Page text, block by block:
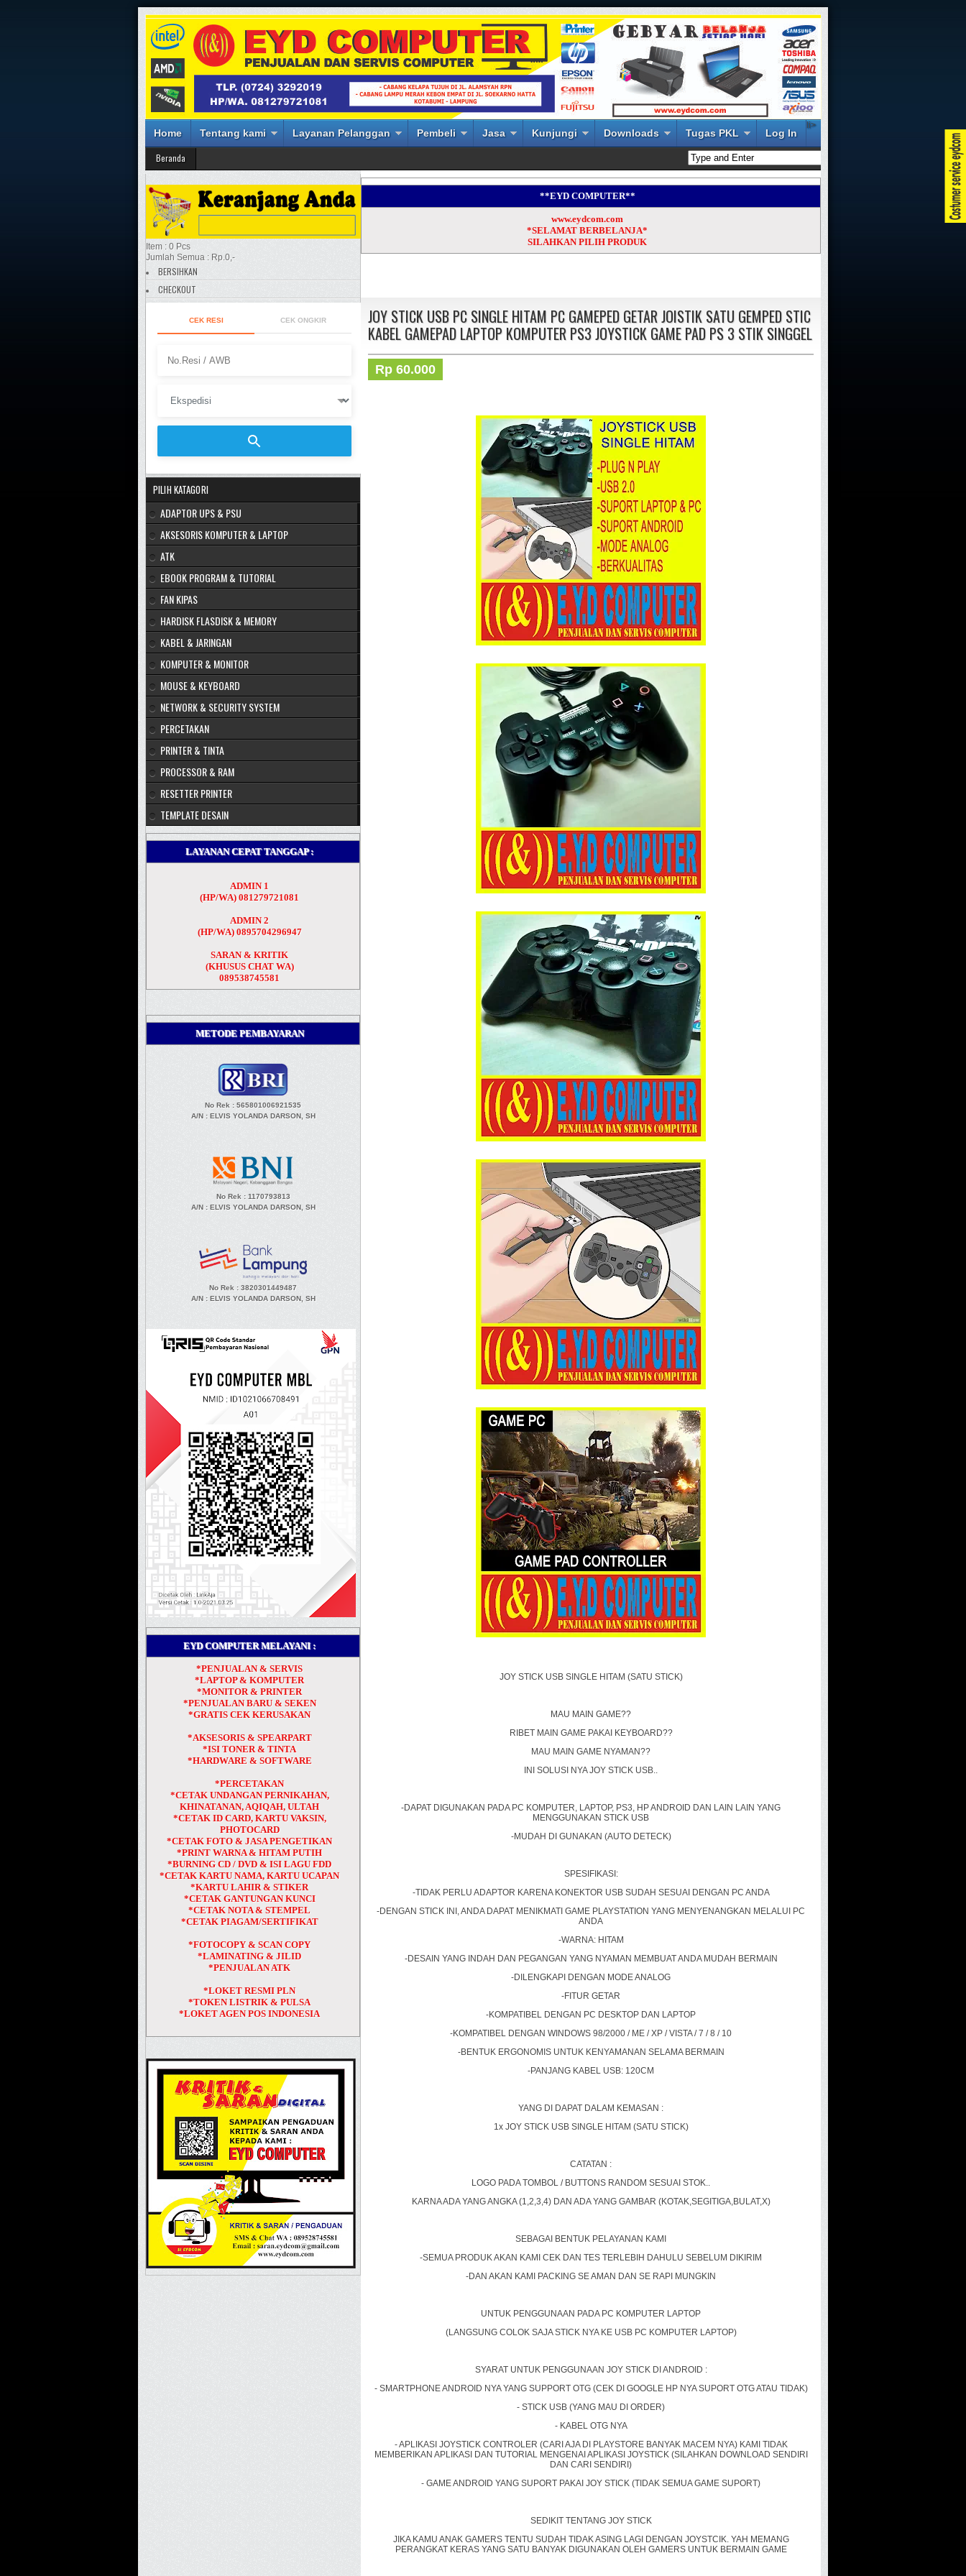
Home Tentang kami Layanan Pelanggan Pembeli Jasa Kunjungi Downloads
li>
Tugas PKL Log In
Beranda
**EYD COMPUTER**
www.eydcom.com
*SELAMAT BERBELANJA*
SILAHKAN PILIH PRODUK
JOY STICK USB PC SINGLE HITAM PC GAMEPED GETAR JOISTIK SATU GEMPED STIC
KABEL GAMEPAD LAPTOP KOMPUTER PS3 JOYSTICK GAME PAD PS 3 STIK SINGGEL
Rp 60.000
JOY STICK USB SINGLE HITAM (SATU STICK)
MAU MAIN GAME??
RIBET MAIN GAME PAKAI KEYBOARD??
MAU MAIN GAME NYAMAN??
INI SOLUSI NYA JOY STICK USB..
-DAPAT DIGUNAKAN PADA PC KOMPUTER, LAPTOP, PS3, HP ANDROID DAN LAIN LAIN YANG
MENGGUNAKAN STICK USB
-MUDAH DI GUNAKAN (AUTO DETECK)
SPESIFIKASI:
-TIDAK PERLU ADAPTOR KARENA KONEKTOR USB SUDAH SESUAI DENGAN PC ANDA
-DENGAN STICK INI, ANDA DAPAT MENIKMATI GAME PLAYSTATION YANG MENYENANGKAN MELALUI PC
ANDA
-WARNA: HITAM
-DESAIN YANG INDAH DAN PEGANGAN YANG NYAMAN MEMBUAT ANDA MUDAH BERMAIN
-DILENGKAPI DENGAN MODE ANALOG
-FITUR GETAR
-KOMPATIBEL DENGAN PC DESKTOP DAN LAPTOP
-KOMPATIBEL DENGAN WINDOWS 98/2000 / ME / XP / VISTA / 7 / 8 / 10
-BENTUK ERGONOMIS UNTUK KENYAMANAN SELAMA BERMAIN
-PANJANG KABEL USB: 120CM
YANG DI DAPAT DALAM KEMASAN :
1x JOY STICK USB SINGLE HITAM (SATU STICK)
CATATAN :
LOGO PADA TOMBOL / BUTTONS RANDOM SESUAI STOK..
KARNA ADA YANG ANGKA (1,2,3,4) DAN ADA YANG GAMBAR (KOTAK,SEGITIGA,BULAT,X)
SEBAGAI BENTUK PELAYANAN KAMI
-SEMUA PRODUK AKAN KAMI CEK DAN TES TERLEBIH DAHULU SEBELUM DIKIRIM
-DAN AKAN KAMI PACKING SE AMAN DAN SE RAPI MUNGKIN
UNTUK PENGGUNAAN PADA PC KOMPUTER LAPTOP
(LANGSUNG COLOK SAJA STICK NYA KE USB PC KOMPUTER LAPTOP)
SYARAT UNTUK PENGGUNAAN JOY STICK DI ANDROID :
- SMARTPHONE ANDROID NYA YANG SUPPORT OTG (CEK DI GOOGLE HP NYA SUPORT OTG ATAU TIDAK)
- STICK USB (YANG MAU DI ORDER)
- KABEL OTG NYA
- APLIKASI JOYSTICK CONTROLER (CARI AJA DI PLAYSTORE BANYAK MACEM NYA) KAMI TIDAK
MEMBERIKAN APLIKASI DAN TUTORIAL MENGENAI APLIKASI JOYSTICK (SILAHKAN DOWNLOAD SENDIRI
DAN CARI SENDIRI)
- GAME ANDROID YANG SUPORT PAKAI JOY STICK (TIDAK SEMUA GAME SUPORT)
SEDIKIT TENTANG JOY STICK
JIKA KAMU ANAK GAMERS TENTU SUDAH TIDAK ASING LAGI DENGAN JOYSTCIK. YAH MEMANG
PERANGKAT KERAS YANG SATU BANYAK DIGUNAKAN OLEH GAMERS UNTUK BERMAIN GAME
Item : 0 Pcs
Jumlah Semua : Rp.0,-
BERSIHKAN
CHECKOUT
CEK RESI CEK ONGKIR
PILIH KATAGORI
ADAPTOR UPS & PSU
AKSESORIS KOMPUTER & LAPTOP
ATK
EBOOK PROGRAM & TUTORIAL
FAN KIPAS
HARDISK FLASDISK & MEMORY
KABEL & JARINGAN
KOMPUTER & MONITOR
MOUSE & KEYBOARD
NETWORK & SECURITY SYSTEM
PERCETAKAN
PRINTER & TINTA
PROCESSOR & RAM
RESETTER PRINTER
TEMPLATE DESAIN
LAYANAN CEPAT TANGGAP :
ADMIN 1
(HP/WA) 081279721081
ADMIN 2
(HP/WA) 0895704296947
SARAN & KRITIK
(KHUSUS CHAT WA)
089538745581
METODE PEMBAYARAN
No Rek : 565801006921535
A/N : ELVIS YOLANDA DARSON, SH
No Rek : 1170793813
A/N : ELVIS YOLANDA DARSON, SH
No Rek : 3820301449487
A/N : ELVIS YOLANDA DARSON, SH
EYD COMPUTER MELAYANI :
*PENJUALAN & SERVIS
*LAPTOP & KOMPUTER
*MONITOR & PRINTER
*PENJUALAN BARU & SEKEN
*GRATIS CEK KERUSAKAN
*AKSESORIS & SPEARPART
*ISI TONER & TINTA
*HARDWARE & SOFTWARE
*PERCETAKAN
*CETAK UNDANGAN PERNIKAHAN,
KHINATANAN, AQIQAH, ULTAH
*CETAK ID CARD, KARTU VAKSIN,
PHOTOCARD
*CETAK FOTO & JASA PENGETIKAN
*PRINT WARNA & HITAM PUTIH
*BURNING CD / DVD & ISI LAGU FDD
*CETAK KARTU NAMA, KARTU UCAPAN
*KARTU LAHIR & STIKER
*CETAK GANTUNGAN KUNCI
*CETAK NOTA & STEMPEL
*CETAK PIAGAM/SERTIFIKAT
*FOTOCOPY & SCAN COPY
*LAMINATING & JILID
*PENJUALAN ATK
*LOKET RESMI PLN
*TOKEN LISTRIK & PULSA
*LOKET AGEN POS INDONESIA